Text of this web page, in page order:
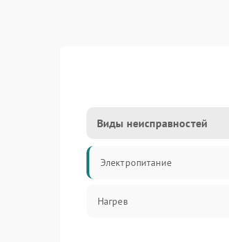
Виды неисправностей
Электропитание
Нагрев